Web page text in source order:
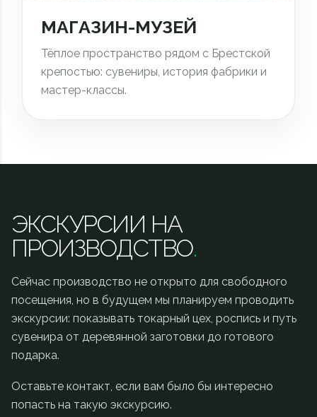
МАГАЗИН-МУЗЕЙ
Тёплое пространство рядом с Брестской
крепостью: сувениры, история фабрики и
мастер-классы.
ЭКСКУРСИИ НА
ПРОИЗВОДСТВО.
Сейчас производство не открыто для свободного
посещения, но в будущем мы планируем проводить
экскурсии: показывать токарный цех, роспись и путь
сувенира от деревянной заготовки до готового
подарка.
Оставьте контакт, если вам было бы интересно
попасть на такую экскурсию.